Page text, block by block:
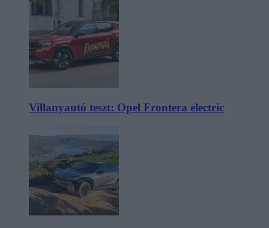
Villanyautó teszt: Opel Frontera electric